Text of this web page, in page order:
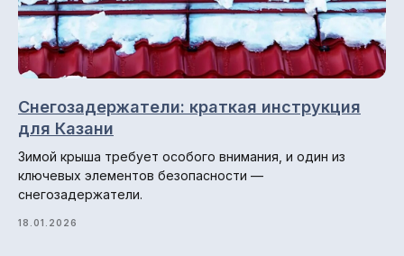
Снегозадержатели: краткая инструкция
для Казани
Зимой крыша требует особого внимания, и один из
ключевых элементов безопасности —
снегозадержатели.
18.01.2026